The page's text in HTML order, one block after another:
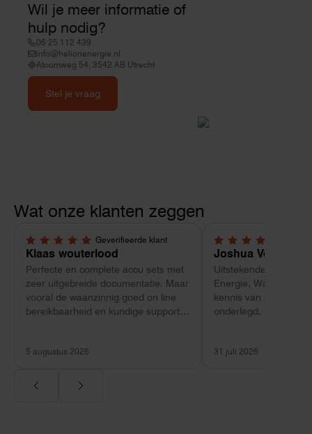
Wil je meer informatie of
hulp nodig?
06 25 112 439
info@helionenergie.nl
Atoomweg 54, 3542 AB Utrecht
Stel je vraag
Wat onze klanten zeggen
Geverifieerde klant
5,0 van 5 sterren
Klaas wouterlood
Perfecte en complete accu sets met
zeer uitgebreide documentatie. Maar
vooral de waanzinnig goed on line
bereikbaarheid en kundige support
5 augustus 2026
5,0 van 5 sterren
Joshua Verdonk
Uitstekende ervaring
Energie. Wat vooral
kennis van zaken:
onderlegd, heldere
Ook de nazorg is
31 juli 2026